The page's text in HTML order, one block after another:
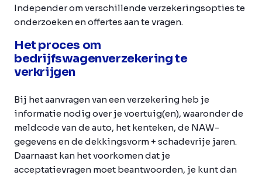
Independer om verschillende verzekeringsopties te
onderzoeken en offertes aan te vragen.
Het proces om
bedrijfswagenverzekering te
verkrijgen
Bij het aanvragen van een verzekering heb je
informatie nodig over je voertuig(en), waaronder de
meldcode van de auto, het kenteken, de NAW-
gegevens en de dekkingsvorm + schadevrije jaren.
Daarnaast kan het voorkomen dat je
acceptatievragen moet beantwoorden, je kunt dan